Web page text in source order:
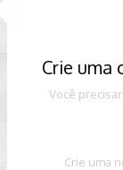
Crie uma
Você
Crie uma